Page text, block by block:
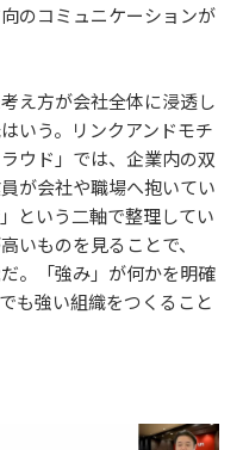
のコミュニケーションが
え方が会社全体に浸透し
いう。リンクアンドモチ
ウド」では、企業内の双
が会社や職場へ抱いてい
という二軸で整理してい
いものを見ることで、
。「強み」が何かを明確
も強い組織をつくること